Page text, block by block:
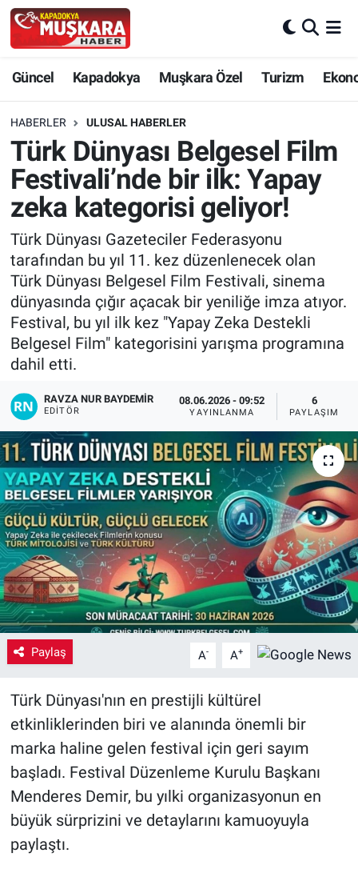
Güncel Kapadokya Muşkara Özel Turizm
HABERLER ULUSAL HABERLER
Türk Dünyası Belgesel Film
Festivali’nde bir ilk: Yapay
zeka kategorisi geliyor!
Türk Dünyası Gazeteciler Federasyonu
tarafından bu yıl 11. kez düzenlenecek olan
Türk Dünyası Belgesel Film Festivali, sinema
dünyasında çığır açacak bir yeniliğe imza atıyor.
Festival, bu yıl ilk kez "Yapay Zeka Destekli
Belgesel Film" kategorisini yarışma programına
dahil etti.
RAVZA NUR BAYDEMIR
EDITÖR
08.06.2026 - 09:52
YAYINLANMA
6
PAYLAŞIM
Paylaş A- A+
​Türk Dünyası'nın en prestijli kültürel
etkinliklerinden biri ve alanında önemli bir
marka haline gelen festival için geri sayım
başladı. Festival Düzenleme Kurulu Başkanı
Menderes Demir, bu yılki organizasyonun en
büyük sürprizini ve detaylarını kamuoyuyla
paylaştı.
Güncel
SEÇİM
Muşkara Özel
Kapadokya
Turizm
Kültür - Sanat
VEFATLAR
Nevşehir Hava Durumu
Nevşehir Trafik Yoğunluk Haritası
Süper Lig Puan Durumu ve Fikstür
Tüm Manşetler
Son Dakika Haberleri
Haber Arşivi